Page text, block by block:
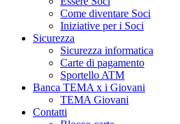
Come diventare Soci
Iniziative per i Soci
Sicurezza
Sicurezza informatica
Carte di pagamento
Sportello ATM
Banca TEMA x i Giovani
TEMA Giovani
Contatti